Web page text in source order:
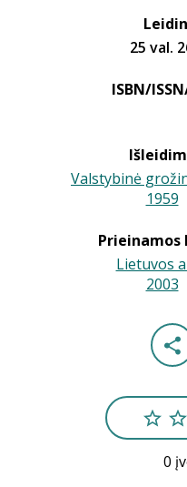
25 val.
ISBN/
Valstybinė
1959
Prieinamos
Lietuvos
2003
0